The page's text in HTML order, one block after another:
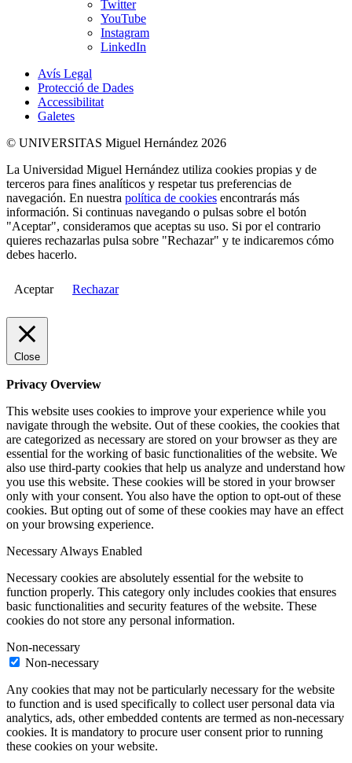
Twitter
YouTube
Instagram
LinkedIn
Avís Legal
Protecció de Dades
Accessibilitat
Galetes
© UNIVERSITAS Miguel Hernández 2026
La Universidad Miguel Hernández utiliza cookies propias y de
terceros para fines analíticos y respetar tus preferencias de
navegación. En nuestra política de cookies encontrarás más
información. Si continuas navegando o pulsas sobre el botón
"Aceptar", consideramos que aceptas su uso. Si por el contrario
quieres rechazarlas pulsa sobre "Rechazar" y te indicaremos cómo
debes hacerlo.
Aceptar Rechazar
Close
Privacy Overview
This website uses cookies to improve your experience while you
navigate through the website. Out of these cookies, the cookies that
are categorized as necessary are stored on your browser as they are
essential for the working of basic functionalities of the website. We
also use third-party cookies that help us analyze and understand how
you use this website. These cookies will be stored in your browser
only with your consent. You also have the option to opt-out of these
cookies. But opting out of some of these cookies may have an effect
on your browsing experience.
NecessaryAlways Enabled
Necessary cookies are absolutely essential for the website to
function properly. This category only includes cookies that ensures
basic functionalities and security features of the website. These
cookies do not store any personal information.
Non-necessary
Non-necessary
Any cookies that may not be particularly necessary for the website
to function and is used specifically to collect user personal data via
analytics, ads, other embedded contents are termed as non-necessary
cookies. It is mandatory to procure user consent prior to running
these cookies on your website.